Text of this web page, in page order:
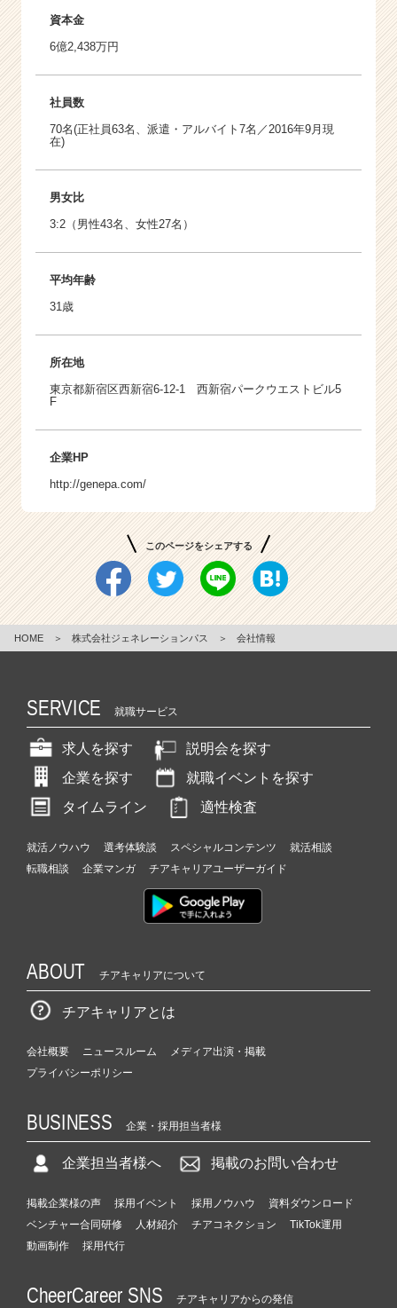
資本金
6億2,438万円
社員数
70名(正社員63名、派遣・アルバイト7名／2016年9月現
在)
男女比
3:2（男性43名、女性27名）
平均年齢
31歳
所在地
東京都新宿区西新宿6-12-1 西新宿パークウエストビル5
F
企業HP
http://genepa.com/
このページをシェアする
HOME ＞ 株式会社ジェネレーションパス ＞ 会社情報
SERVICE 就職サービス
求人を探す
説明会を探す
企業を探す
就職イベントを探す
タイムライン
適性検査
就活ノウハウ 選考体験談 スペシャルコンテンツ
就活相談
転職相談
企業マンガ チアキャリアユーザーガイド
ABOUT チアキャリアについて
チアキャリアとは
会社概要 ニュースルーム
メディア出演・掲載
プライバシーポリシー
BUSINESS 企業・採用担当者様
企業担当者様へ 掲載のお問い合わせ
掲載企業様の声 採用イベント 採用ノウハウ
資料ダウンロード
ベンチャー合同研修
人材紹介 チアコネクション
TikTok運用
動画制作
採用代行
CheerCareer SNS チアキャリアからの発信